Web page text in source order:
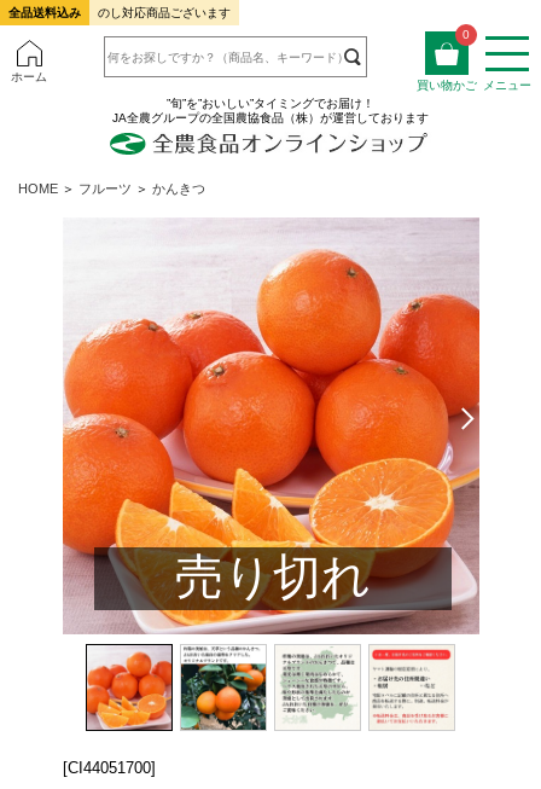
全品送料込み のし対応商品ございます
ホーム
0
買い物かご
メニュー
”旬”を”おいしい”タイミングでお届け！
JA全農グループの全国農協食品（株）が運営しております
HOME ＞ フルーツ ＞ かんきつ
売り切れ
[CI44051700]